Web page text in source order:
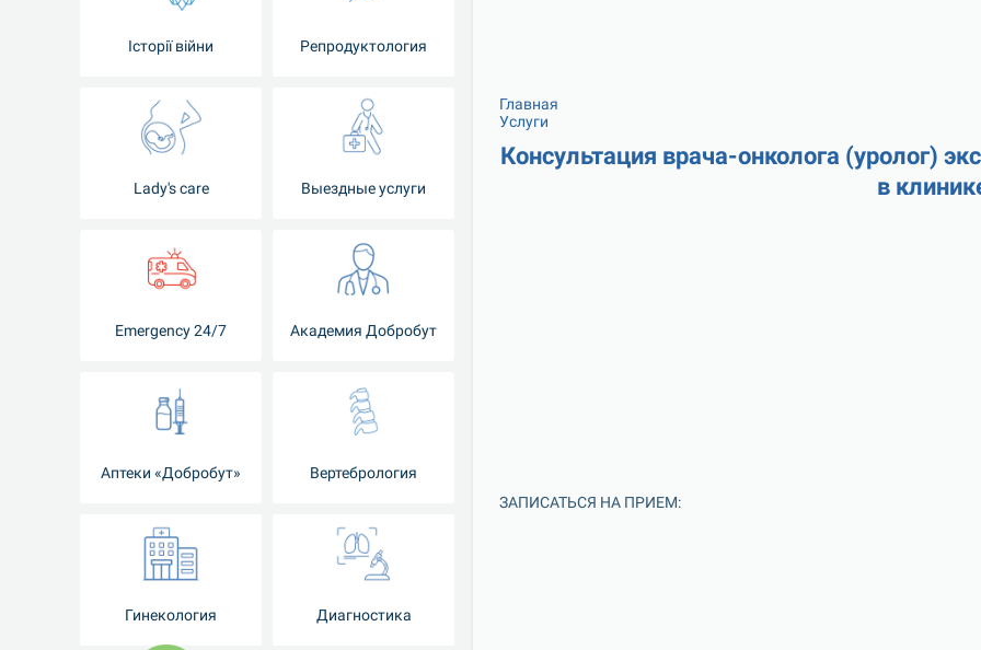
Iсторії війни Репродуктология
Lady's care Выездные услуги
Emergency 24/7 Академия Добробут
Аптеки «Добробут» Вертебрология
Гинекология Диагностика
Главная
Услуги
Консультация врача-онколога (уролог)
в
ЗАПИСАТЬСЯ НА ПРИЕМ: